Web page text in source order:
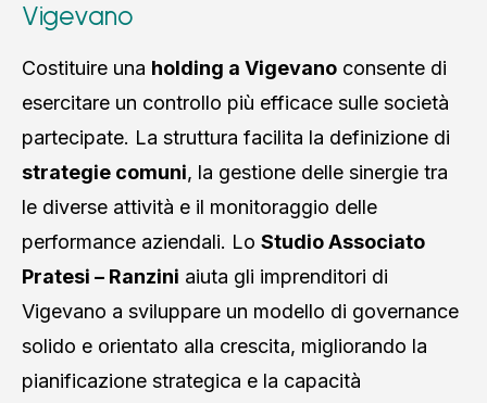
Vigevano
Costituire una holding a Vigevano consente di
esercitare un controllo più efficace sulle società
partecipate. La struttura facilita la definizione di
strategie comuni, la gestione delle sinergie tra
le diverse attività e il monitoraggio delle
performance aziendali. Lo Studio Associato
Pratesi – Ranzini aiuta gli imprenditori di
Vigevano a sviluppare un modello di governance
solido e orientato alla crescita, migliorando la
pianificazione strategica e la capacità